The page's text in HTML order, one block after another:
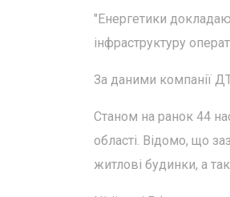
"Енергетики
інфраструктуру
За даними компанії
Станом на ранок 44
області. Відомо, що
житлові будинки, а